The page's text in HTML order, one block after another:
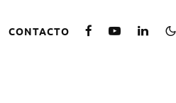
CONTACTO